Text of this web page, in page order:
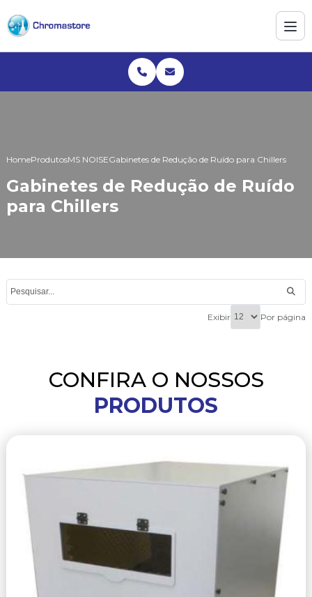
HomeProdutosMS NOISEGabinetes de Redução de Ruído para Chillers
Gabinetes de Redução de Ruído
para Chillers
Exibir Por página
CONFIRA O NOSSOS
PRODUTOS